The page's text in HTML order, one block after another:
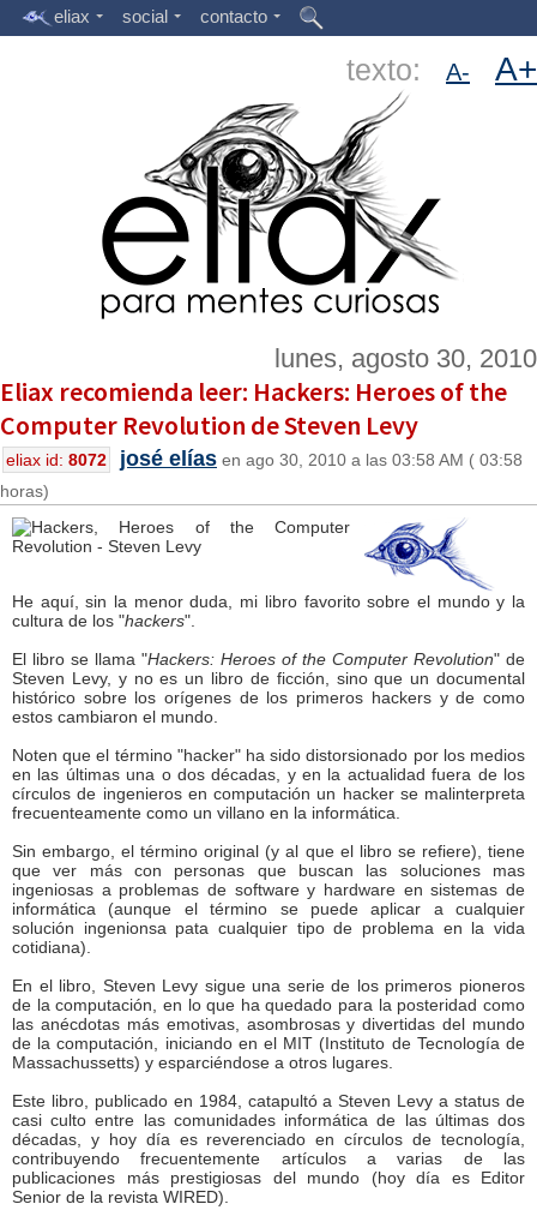
eliax social contacto
texto: A- A+
lunes, agosto 30, 2010
Eliax recomienda leer: Hackers: Heroes of the
Computer Revolution de Steven Levy
eliax id: 8072 josé elías en ago 30, 2010 a las 03:58 AM ( 03:58
horas)
He aquí, sin la menor duda, mi libro favorito sobre el mundo y la
cultura de los "hackers".
El libro se llama "Hackers: Heroes of the Computer Revolution" de
Steven Levy, y no es un libro de ficción, sino que un documental
histórico sobre los orígenes de los primeros hackers y de como
estos cambiaron el mundo.
Noten que el término "hacker" ha sido distorsionado por los medios
en las últimas una o dos décadas, y en la actualidad fuera de los
círculos de ingenieros en computación un hacker se malinterpreta
frecuenteamente como un villano en la informática.
Sin embargo, el término original (y al que el libro se refiere), tiene
que ver más con personas que buscan las soluciones mas
ingeniosas a problemas de software y hardware en sistemas de
informática (aunque el término se puede aplicar a cualquier
solución ingenionsa pata cualquier tipo de problema en la vida
cotidiana).
En el libro, Steven Levy sigue una serie de los primeros pioneros
de la computación, en lo que ha quedado para la posteridad como
las anécdotas más emotivas, asombrosas y divertidas del mundo
de la computación, iniciando en el MIT (Instituto de Tecnología de
Massachussetts) y esparciéndose a otros lugares.
Este libro, publicado en 1984, catapultó a Steven Levy a status de
casi culto entre las comunidades informática de las últimas dos
décadas, y hoy día es reverenciado en círculos de tecnología,
contribuyendo frecuentemente artículos a varias de las
publicaciones más prestigiosas del mundo (hoy día es Editor
Senior de la revista WIRED).